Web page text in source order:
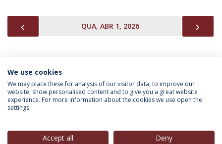
QUA, ABR 1, 2026
INFORMAÇÃO PARA
We use cookies
We may place these for analysis of our visitor data, to improve our
website, show personalised content and to give you a great website
experience. For more information about the cookies we use open the
settings.
Accept all Deny